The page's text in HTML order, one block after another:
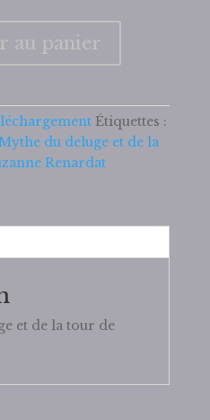
au panier
Étiquettes :
du deluge et de la
Renardat
et de la tour de